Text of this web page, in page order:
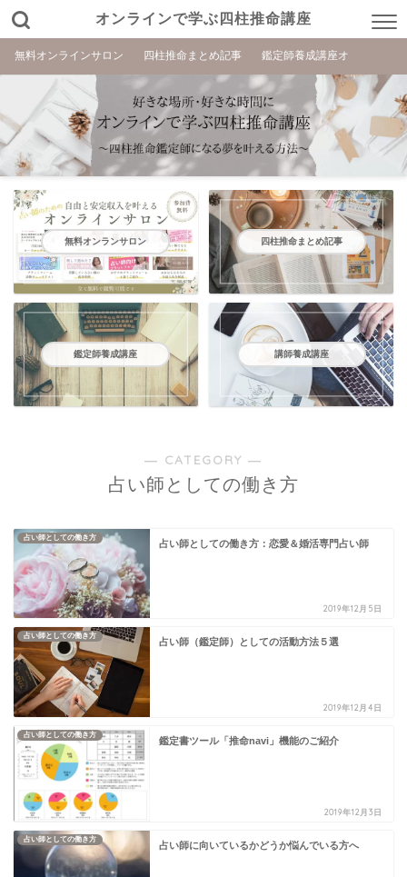
オンラインで学ぶ四柱推命講座
無料オンラインサロン 四柱推命まとめ記事 鑑定師養成講座オ
無料オンランサロン 四柱推命まとめ記事
鑑定師養成講座 講師養成講座
― CATEGORY ―
占い師としての働き方
占い師としての働き方
占い師としての働き方：恋愛＆婚活専門占い師
2019年12月5日
占い師としての働き方
占い師（鑑定師）としての活動方法５選
2019年12月4日
占い師としての働き方
鑑定書ツール「推命navi」機能のご紹介
2019年12月3日
占い師としての働き方
占い師に向いているかどうか悩んでいる方へ